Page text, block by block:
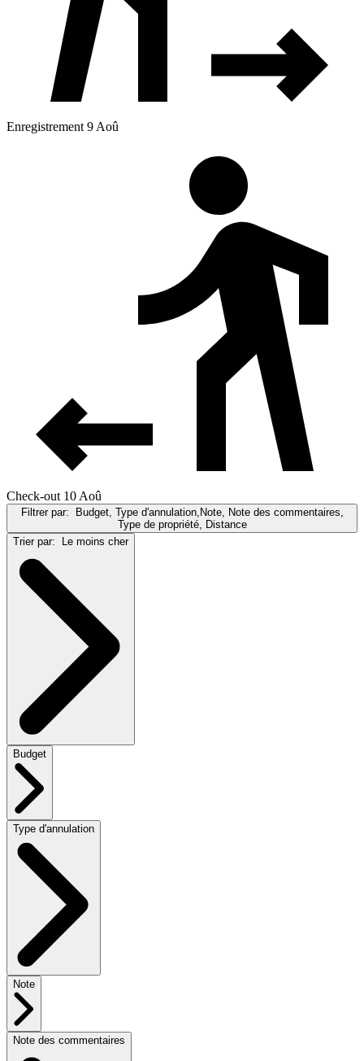
Enregistrement 9 Aoû
Check-out 10 Aoû
Filtrer par:
Budget, Type d'annulation,Note, Note des commentaires,
Type de propriété, Distance
Trier par:
Le moins cher
Budget
Type d'annulation
Note
Note des commentaires